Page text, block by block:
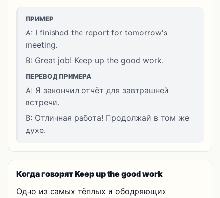
ПРИМЕР
A: I finished the report for tomorrow's
meeting.
B: Great job! Keep up the good work.
ПЕРЕВОД ПРИМЕРА
A: Я закончил отчёт для завтрашней
встречи.
B: Отличная работа! Продолжай в том же
духе.
Когда говорят Keep up the good work
Одно из самых тёплых и ободряющих